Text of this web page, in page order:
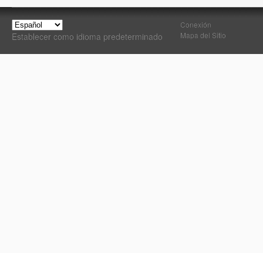
Establecer como idioma predeterminado
Conexión
Mapa del Sitio